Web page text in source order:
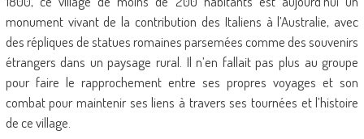
monument vivant de la contribution des Italiens à l’Australie, avec
des répliques de statues romaines parsemées comme des souvenirs
étrangers dans un paysage rural. Il n’en fallait pas plus au groupe
pour faire le rapprochement entre ses propres voyages et son
combat pour maintenir ses liens à travers ses tournées et l’histoire
de ce village.